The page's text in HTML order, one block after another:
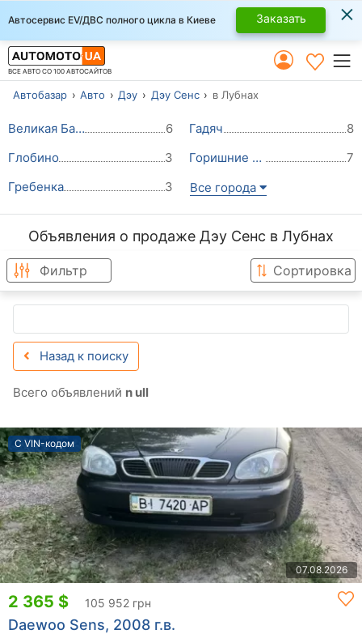
Автосервис EV/ДВС полного цикла в Киеве Заказать ×
ВСЕ АВТО СО 100 АВТОСАЙТОВ
Автобазар Авто Дэу Дэу Сенс в Лубнах
Великая Багачка 6 Гадяч
8
Глобино
3 Горишние Плавни (Комсомольск)
7
Гребенка
3 Все города
Объявления о продаже Дэу Сенс в Лубнах
Фильтр Сортировка
Назад к поиску
Всего объявлений n ull
С VIN-кодом
07.08.2026
2 365 $ 105 952 грн
Daewoo Sens, 2008 г.в.